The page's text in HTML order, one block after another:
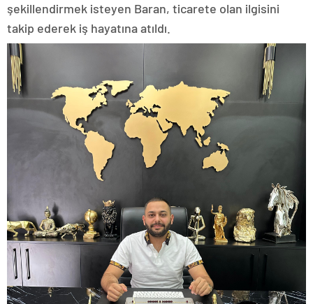
şekillendirmek isteyen Baran, ticarete olan ilgisini
takip ederek iş hayatına atıldı.